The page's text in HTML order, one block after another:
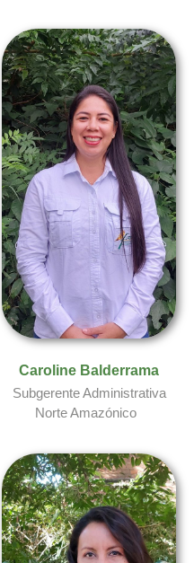
Caroline Balderrama​
Subgerente Administrativa
Norte Amazónico